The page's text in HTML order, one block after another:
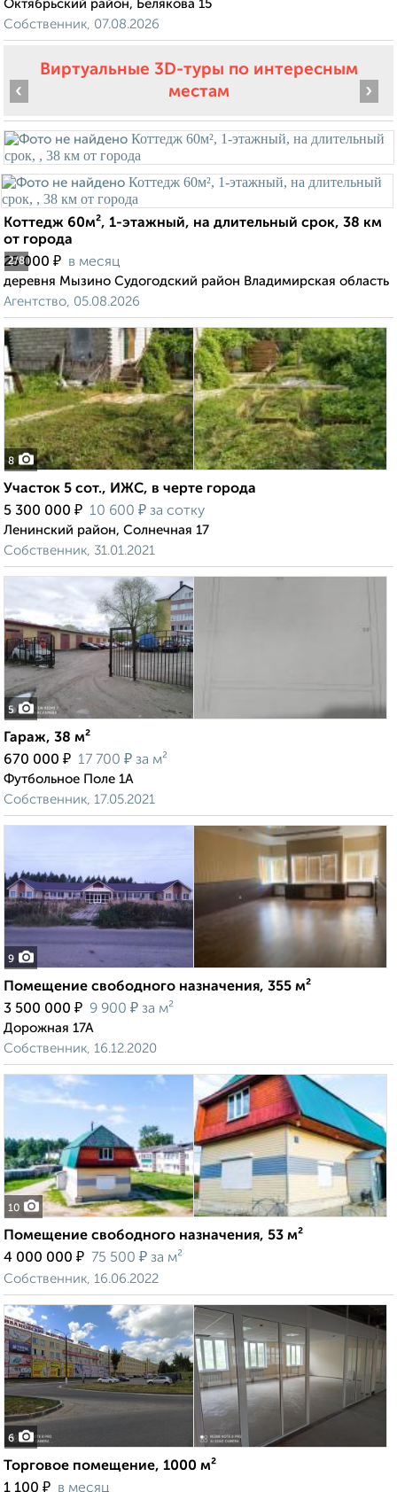
Октябрьский район, Белякова 15
Собственник, 07.08.2026
Виртуальные 3D-туры по интересным
местам
2/8
‹ ›
Коттедж 60м², 1-этажный, на длительный срок, 38 км
от города
25 000 ₽ в месяц
деревня Мызино Судогодский район Владимирская область
Агентство, 05.08.2026
8
Участок 5 сот., ИЖС, в черте города
5 300 000 ₽ 10 600 ₽ за сотку
Ленинский район, Солнечная 17
Собственник, 31.01.2021
5
Гараж, 38 м²
670 000 ₽ 17 700 ₽ за м²
Футбольное Поле 1А
Собственник, 17.05.2021
9
Помещение свободного назначения, 355 м²
3 500 000 ₽ 9 900 ₽ за м²
Дорожная 17А
Собственник, 16.12.2020
10
Помещение свободного назначения, 53 м²
4 000 000 ₽ 75 500 ₽ за м²
Собственник, 16.06.2022
6
Торговое помещение, 1000 м²
1 100 ₽ в месяц